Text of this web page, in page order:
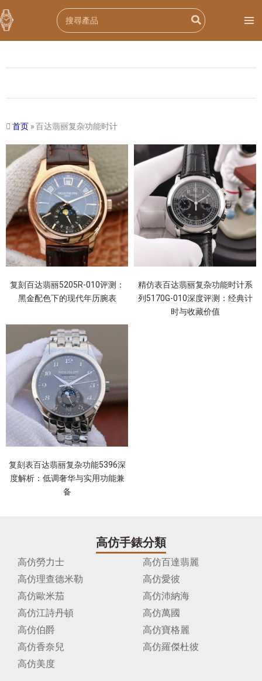
跳
至
内
Search
for:
首页 »百达翡丽复杂功能时计
复刻百达翡丽5205R-010评测：
黑金配色下的现代年历腕表
精仿表百达翡丽复杂功能时计系
列5170G-010深度评测：经典计
时与收藏价值
复刻表百达翡丽复杂功能5396深
度解析：低调奢华与实用功能兼
备
高仿手錶分類
高仿勞力士
高仿百達翡麗
高仿理查德米勒
高仿愛彼
高仿歐米茄
高仿沛納海
高仿江詩丹頓
高仿萬國
高仿伯爵
高仿寶格麗
高仿香奈兒
高仿羅傑杜彼
高仿美度